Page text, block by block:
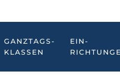
GANZTAGS­
KLASSEN
EIN­